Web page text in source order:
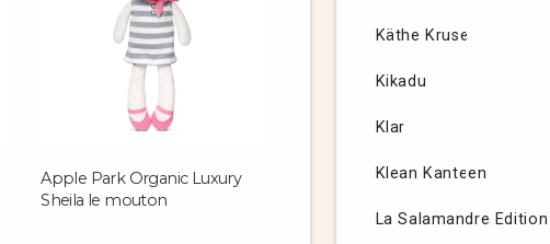
Apple Park Organic Luxury
Sheila le mouton
Käthe Kruse
Kikadu
Klar
Klean Kanteen
La Salamandre Edition